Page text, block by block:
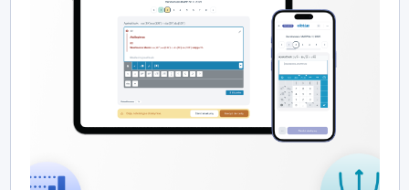
mokinių tobulėjimui, tiek mokyklų ir švietimo skyrių
strateginiam ugdymo planavimui. Platformos turinys
yra nuolat atnaujinamas bendradarbiaujant su
mokytojais, mokslininkais ir edtech srities ekspertais.